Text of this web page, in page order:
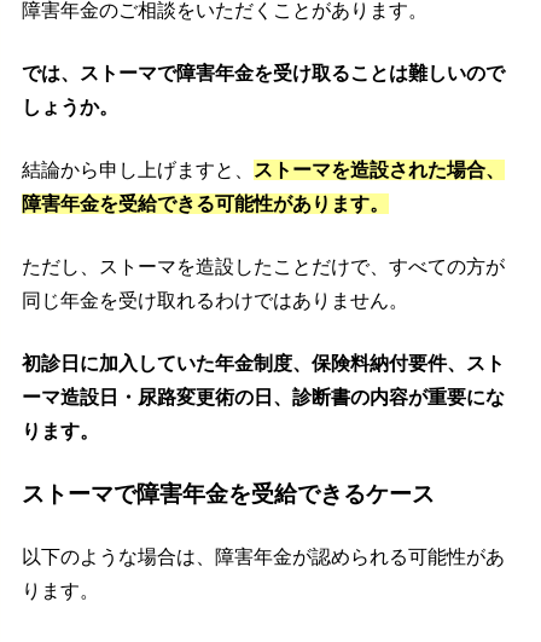
障害年金のご相談をいただくことがあります。
では、ストーマで障害年金を受け取ることは難しいので
しょうか。
結論から申し上げますと、
ストーマを造設された場合、
障害年金を受給できる可能性があります。
ただし、ストーマを造設したことだけで、すべての方が
同じ年金を受け取れるわけではありません。
初診日に加入していた年金制度、保険料納付要件、スト
ーマ造設日・尿路変更術の日、診断書の内容が重要にな
ります。
ストーマで障害年金を受給できるケース
以下のような場合は、障害年金が認められる可能性があ
ります。